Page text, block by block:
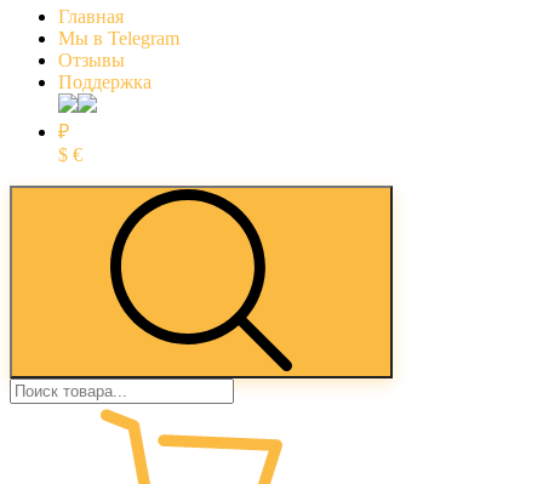
Главная
Мы в Telegram
Отзывы
Поддержка
₽
$ €